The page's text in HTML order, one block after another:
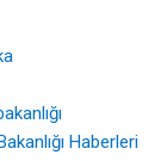
Haberleri